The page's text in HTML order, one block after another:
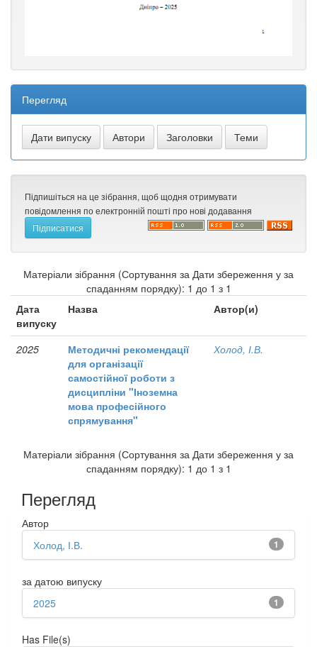
Перегляд
Підпишіться на це зібрання, щоб щодня отримувати
повідомлення по електронній пошті про нові додавання
Матеріали зібрання (Сортування за Дати збереження у за
спаданням порядку): 1 до 1 з 1
Дата
випуску
Назва Автор(и)
2025
Методичні рекомендації
для організації
самостійної роботи з
дисципліни "Іноземна
мова професійного
спрямування"
Холод, І.В.
Матеріали зібрання (Сортування за Дати збереження у за
спаданням порядку): 1 до 1 з 1
Перегляд
Автор
1
Холод, І.В.
за датою випуску
1
2025
Has File(s)